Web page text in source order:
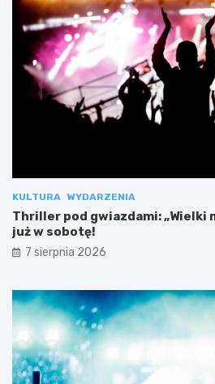
KULTURA WYDARZENIA
Thriller pod gwiazdami: „Wielki
już w sobotę!
7 sierpnia 2026